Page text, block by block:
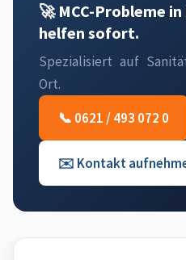
🚀 MCC-Probleme
helfen sofort.
Spezialisiert auf
Ort.
📞 0621 / 493 072 0
✉️ Kontakt